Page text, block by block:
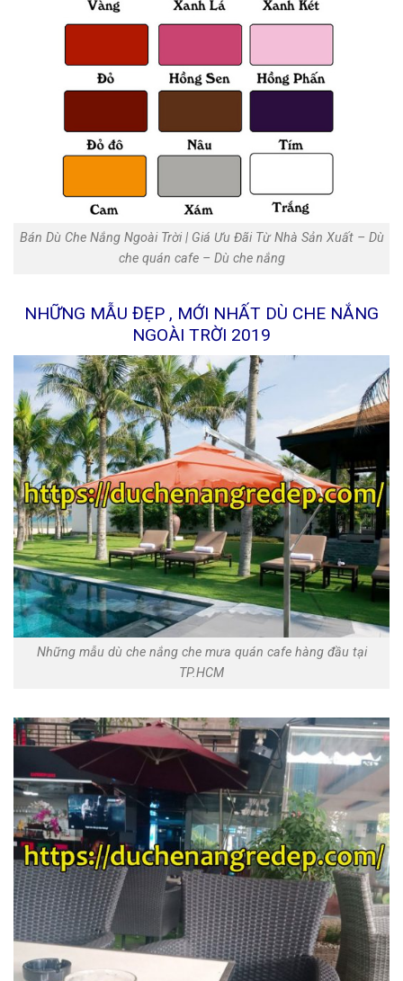
Bán Dù Che Nắng Ngoài Trời | Giá Ưu Đãi Từ Nhà Sản Xuất‎ – Dù
che quán cafe – Dù che nắng
NHỮNG MẪU ĐẸP , MỚI NHẤT DÙ CHE NẮNG
NGOÀI TRỜI 2019
Những mẫu dù che nắng che mưa quán cafe hàng đầu tại
TP.HCM